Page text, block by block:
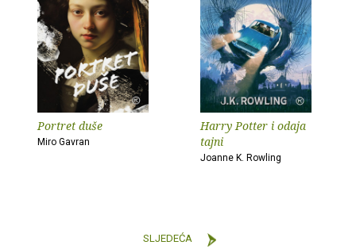
Portret duše
Miro Gavran
Harry Potter i odaja
tajni
Joanne K. Rowling
SLJEDEĆA